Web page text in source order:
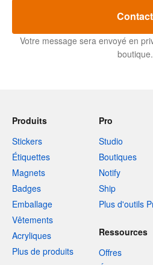
Contact
Votre message sera envoyé en
boutique.
Produits
Stickers
Étiquettes
Magnets
Badges
Emballage
Vêtements
Acryliques
Plus de produits
Pro
Studio
Boutiques
Notify
Ship
Plus d'outils
Ressources
Offres